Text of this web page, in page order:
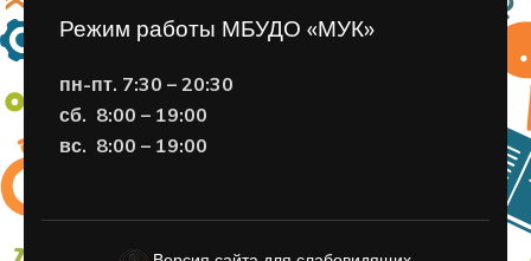
Режим работы МБУДО «МУК»
пн-пт. 7:30 – 20:30
сб. 8:00 – 19:00
вс. 8:00 – 19:00